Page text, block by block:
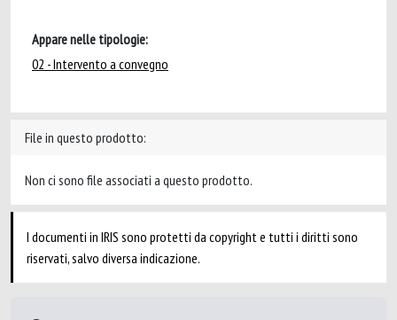
Appare nelle tipologie:
02 - Intervento a convegno
File in questo prodotto:
Non ci sono file associati a questo prodotto.
I documenti in IRIS sono protetti da copyright e tutti i diritti sono
riservati, salvo diversa indicazione.